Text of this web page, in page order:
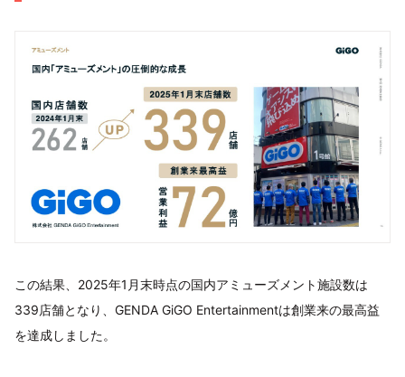
この結果、2025年1月末時点の国内アミューズメント施設数は
339店舗となり、GENDA GiGO Entertainmentは創業来の最高益
を達成しました。